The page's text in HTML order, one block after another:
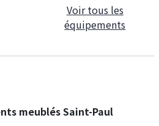
Voir tous les
équipements
meublés Saint-Paul